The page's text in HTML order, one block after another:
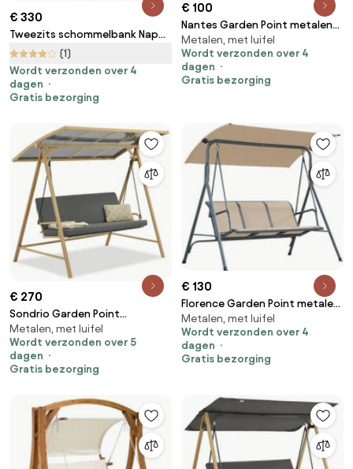
€ 330
Tweezits schommelbank Napoli
Garden Point
(1)
Wordt verzonden over 4
dagen
Gratis bezorging
€ 100
Nantes Garden Point metalen
tuinschommel antraciet
Metalen, met luifel
Wordt verzonden over 4
dagen
Gratis bezorging
€ 270
Sondrio Garden Point
tuinschommel
Metalen, met luifel
Wordt verzonden over 5
dagen
Gratis bezorging
€ 130
Florence Garden Point metalen
tuinschommel beige
Metalen, met luifel
Wordt verzonden over 4
dagen
Gratis bezorging